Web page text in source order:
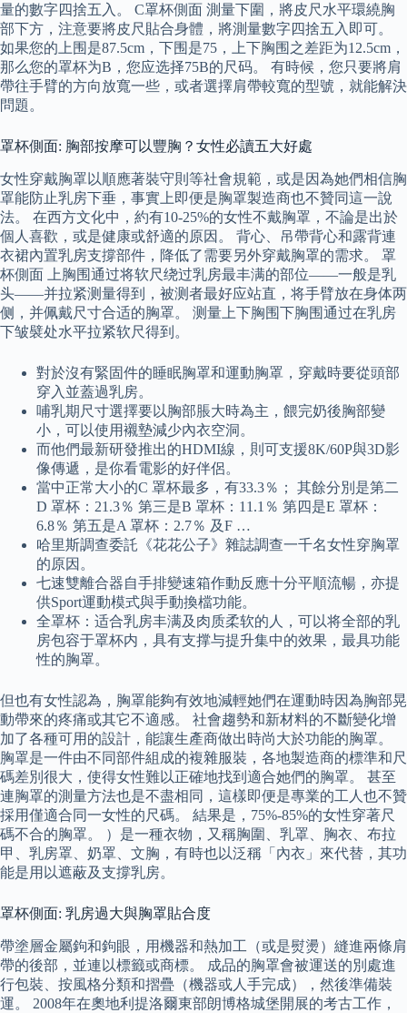
量的數字四捨五入。 C罩杯側面 測量下圍，將皮尺水平環繞胸
部下方，注意要將皮尺貼合身體，將測量數字四捨五入即可。
如果您的上围是87.5cm，下围是75，上下胸围之差距为12.5cm，
那么您的罩杯为B，您应选择75B的尺码。 有時候，您只要將肩
帶往手臂的方向放寬一些，或者選擇肩帶較寬的型號，就能解決
問題。
罩杯側面: 胸部按摩可以豐胸？女性必讀五大好處
女性穿戴胸罩以順應著裝守則等社會規範，或是因為她們相信胸
罩能防止乳房下垂，事實上即便是胸罩製造商也不贊同這一說
法。 在西方文化中，約有10-25%的女性不戴胸罩，不論是出於
個人喜歡，或是健康或舒適的原因。 背心、吊帶背心和露背連
衣裙內置乳房支撐部件，降低了需要另外穿戴胸罩的需求。 罩
杯側面 上胸围通过将软尺绕过乳房最丰满的部位——一般是乳
头——并拉紧测量得到，被测者最好应站直，将手臂放在身体两
侧，并佩戴尺寸合适的胸罩。 测量上下胸围下胸围通过在乳房
下皱襞处水平拉紧软尺得到。
對於沒有緊固件的睡眠胸罩和運動胸罩，穿戴時要從頭部
穿入並蓋過乳房。
哺乳期尺寸選擇要以胸部脹大時為主，餵完奶後胸部變
小，可以使用襯墊減少內衣空洞。
而他們最新研發推出的HDMI線，則可支援8K/60P與3D影
像傳遞，是你看電影的好伴侶。
當中正常大小的C 罩杯最多，有33.3％； 其餘分別是第二
D 罩杯：21.3％ 第三是B 罩杯：11.1％ 第四是E 罩杯：
6.8％ 第五是A 罩杯：2.7％ 及F …
哈里斯調查委託《花花公子》雜誌調查一千名女性穿胸罩
的原因。
七速雙離合器自手排變速箱作動反應十分平順流暢，亦提
供Sport運動模式與手動換檔功能。
全罩杯：适合乳房丰满及肉质柔软的人，可以将全部的乳
房包容于罩杯内，具有支撑与提升集中的效果，最具功能
性的胸罩。
但也有女性認為，胸罩能夠有效地減輕她們在運動時因為胸部晃
動帶來的疼痛或其它不適感。 社會趨勢和新材料的不斷變化增
加了各種可用的設計，能讓生產商做出時尚大於功能的胸罩。
胸罩是一件由不同部件組成的複雜服裝，各地製造商的標準和尺
碼差別很大，使得女性難以正確地找到適合她們的胸罩。 甚至
連胸罩的測量方法也是不盡相同，這樣即便是專業的工人也不贊
採用僅適合同一女性的尺碼。 結果是，75%-85%的女性穿著尺
碼不合的胸罩。 ）是一種衣物，又稱胸圍、乳罩、胸衣、布拉
甲、乳房罩、奶罩、文胸，有時也以泛稱「內衣」來代替，其功
能是用以遮蔽及支撐乳房。
罩杯側面: 乳房過大與胸罩貼合度
帶塗層金屬鉤和鉤眼，用機器和熱加工（或是熨燙）縫進兩條肩
帶的後部，並連以標籤或商標。 成品的胸罩會被運送的別處進
行包裝、按風格分類和摺疊（機器或人手完成），然後準備裝
運。 2008年在奧地利提洛爾東部朗博格城堡開展的考古工作，